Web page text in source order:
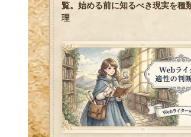
覧。始める前に知るべき現実を種
理